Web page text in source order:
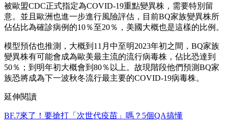
被歐盟CDC正式指定為COVID-19重點變異株，需要特別留
意。並且歐洲也進一步進行風險評估，目前BQ家族變異株所
佔佔比為確診病例的10％至20％，美國大概也是這樣的比例。
模型預估也推測，大概到11月中至明2023年初之間，BQ家族
變異株有可能會成為歐美最主流的流行病毒株，佔比恐達到
50％；到明年初大概會到80％以上。故現階段他們預測BQ家
族恐將成為下一波秋冬流行最主要的COVID-19病毒株。
延伸閱讀
BF.7來了！要搶打「次世代疫苗」嗎？5個QA搞懂